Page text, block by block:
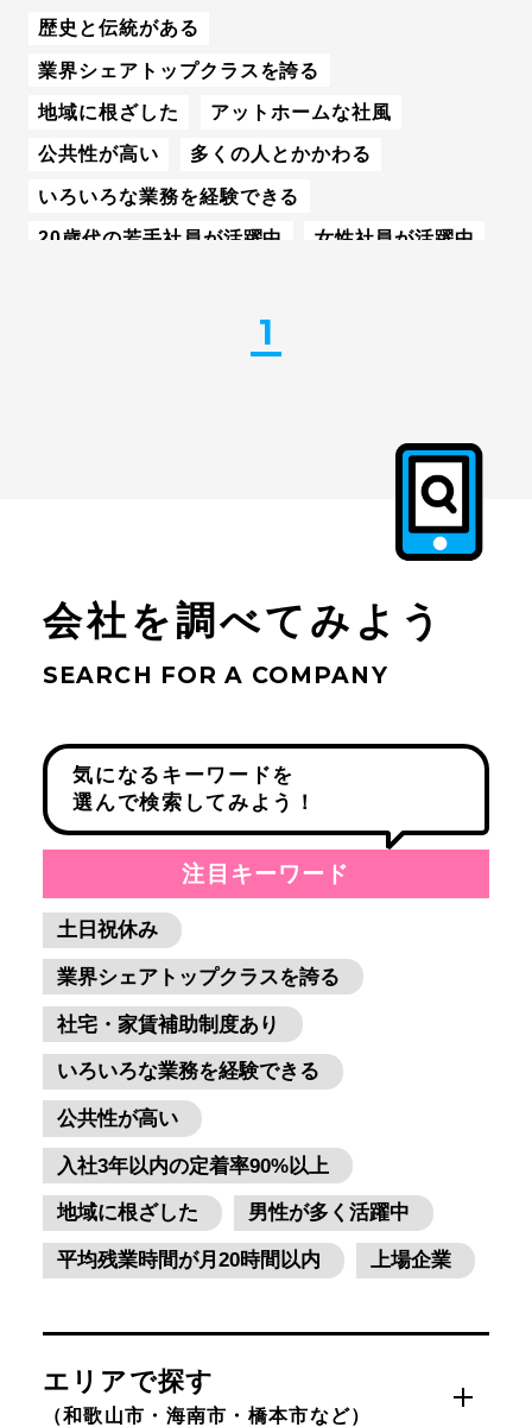
歴史と伝統がある
業界シェアトップクラスを誇る
地域に根ざした アットホームな社風
公共性が高い 多くの人とかかわる
いろいろな業務を経験できる
20歳代の若手社員が活躍中 女性社員が活躍中
成績不問
理工系学生積極採用
体育会系学生積極採用
年間休日数110日以上
1
会社を調べてみよう
SEARCH FOR A COMPANY
気になるキーワードを
選んで検索してみよう！
注目キーワード
土日祝休み
業界シェアトップクラスを誇る
社宅・家賃補助制度あり
いろいろな業務を経験できる
公共性が高い
入社3年以内の定着率90%以上
地域に根ざした 男性が多く活躍中
平均残業時間が月20時間以内 上場企業
エリアで探す
（和歌山市・海南市・橋本市など）